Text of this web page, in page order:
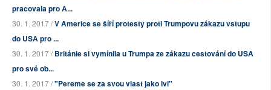
pracovala pro A...
30. 1. 2017 /V Americe se šíří protesty proti Trumpovu zákazu vstupu
do USA pro ...
30. 1. 2017 /Británie si vymínila u Trumpa ze zákazu cestování do USA
pro své ob...
30. 1. 2017 /"Pereme se za svou vlast jako lvi"